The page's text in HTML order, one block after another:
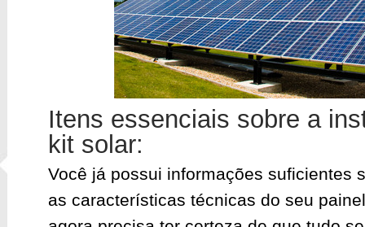
Itens essenciais sobre a
kit solar:
Você já possui informações suficientes
as características técnicas do seu